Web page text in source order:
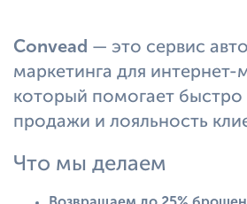
Convead — это сервис
маркетинга для интернет-
который помогает быстро
продажи и лояльность
Что мы делаем